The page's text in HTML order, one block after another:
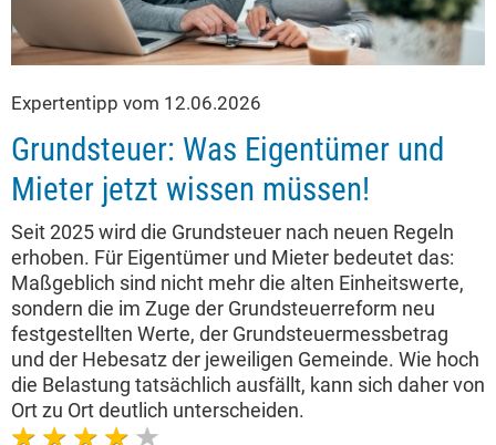
Expertentipp vom 12.06.2026
Grundsteuer: Was Eigentümer und
Mieter jetzt wissen müssen!
Seit 2025 wird die Grundsteuer nach neuen Regeln
erhoben. Für Eigentümer und Mieter bedeutet das:
Maßgeblich sind nicht mehr die alten Einheitswerte,
sondern die im Zuge der Grundsteuerreform neu
festgestellten Werte, der Grundsteuermessbetrag
und der Hebesatz der jeweiligen Gemeinde. Wie hoch
die Belastung tatsächlich ausfällt, kann sich daher von
Ort zu Ort deutlich unterscheiden.